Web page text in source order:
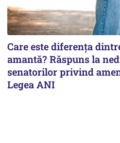
Care este diferența
amantă? Răspuns la
senatorilor privind
Legea ANI